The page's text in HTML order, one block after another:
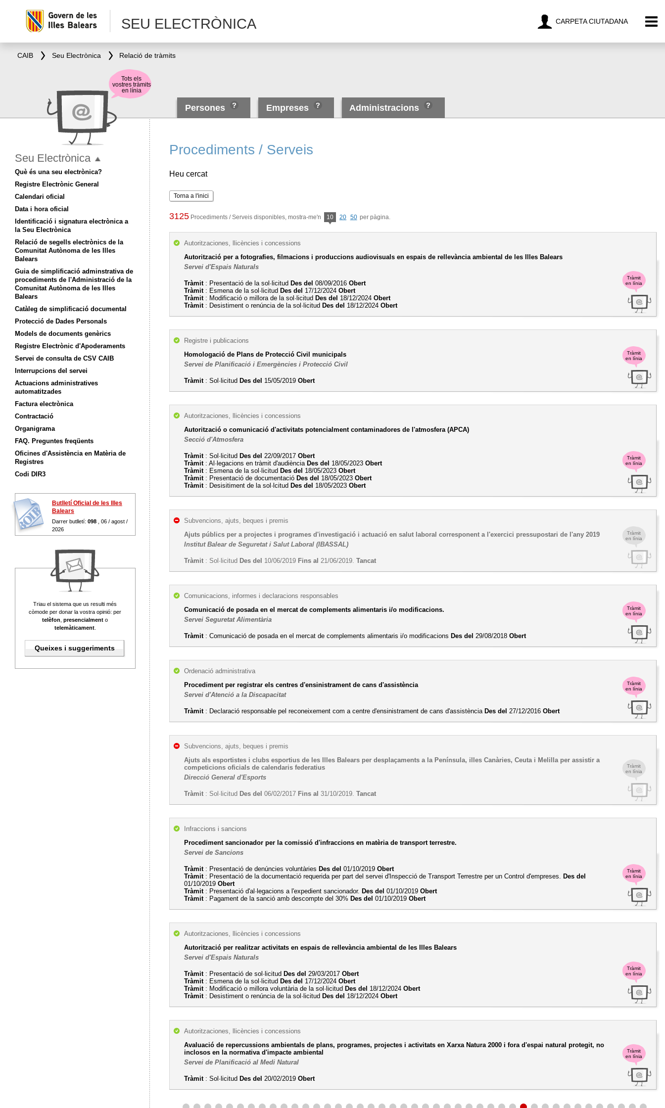
SEU ELECTRÒNICA CARPETA CIUTADANA
CAIB Seu Electrònica Relació de tràmits
Persones Empreses Administracions
Procediments / Serveis
Heu cercat
Torna a l'inici
3125 Procediments / Serveis disponibles, mostra-me'n 10 20 50 per pàgina.
Tràmit
en línia
Autoritzaciones, llicències i concessions
Autorització per a fotografies, filmacions i produccions audiovisuals en espais de rellevància ambiental de les Illes Balears
Servei d'Espais Naturals
Tràmit: Presentació de la sol·licitud Des del 08/09/2016Obert
Tràmit: Esmena de la sol·licitud Des del 17/12/2024Obert
Tràmit: Modificació o millora de la sol·licitud Des del 18/12/2024Obert
Tràmit: Desistiment o renúncia de la sol·licitud Des del 18/12/2024Obert
Tràmit
en línia
Registre i publicacions
Homologació de Plans de Protecció Civil municipals
Servei de Planificació i Emergències i Protecció Civil
Tràmit: Sol·licitud Des del 15/05/2019Obert
Tràmit
en línia
Autoritzaciones, llicències i concessions
Autorització o comunicació d'activitats potencialment contaminadores de l'atmosfera (APCA)
Secció d'Atmosfera
Tràmit: Sol·licitud Des del 22/09/2017Obert
Tràmit: Al·legacions en tràmit d'audiència Des del 18/05/2023Obert
Tràmit: Esmena de la sol·licitud Des del 18/05/2023Obert
Tràmit: Presentació de documentació Des del 18/05/2023Obert
Tràmit: Desisitiment de la sol·lcitud Des del 18/05/2023Obert
Tràmit
en línia
Subvencions, ajuts, beques i premis
Ajuts públics per a projectes i programes d'investigació i actuació en salut laboral corresponent a l'exercici pressupostari de l'any 2019
Institut Balear de Seguretat i Salut Laboral (IBASSAL)
Tràmit : Sol·licitud Des del 10/06/2019 Fins al 21/06/2019.Tancat
Tràmit
en línia
Comunicacions, informes i declaracions responsables
Comunicació de posada en el mercat de complements alimentaris i/o modificacions.
Servei Seguretat Alimentària
Tràmit: Comunicació de posada en el mercat de complements alimentaris i/o modificacions Des del 29/08/2018Obert
Tràmit
en línia
Ordenació administrativa
Procediment per registrar els centres d'ensinistrament de cans d'assistència
Servei d'Atenció a la Discapacitat
Tràmit: Declaració responsable pel reconeixement com a centre d'ensinistrament de cans d'assistència Des del 27/12/2016Obert
Tràmit
en línia
Subvencions, ajuts, beques i premis
Ajuts als esportistes i clubs esportius de les Illes Balears per desplaçaments a la Península, illes Canàries, Ceuta i Melilla per assistir a
competicions oficials de calendaris federatius
Direcció General d'Esports
Tràmit : Sol·licitud Des del 06/02/2017 Fins al 31/10/2019.Tancat
Tràmit
en línia
Infraccions i sancions
Procediment sancionador per la comissió d'infraccions en matèria de transport terrestre.
Servei de Sancions
Tràmit: Presentació de denúncies voluntàries Des del 01/10/2019Obert
Tràmit: Presentació de la documentació requerida per part del servei d'Inspecció de Transport Terrestre per un Control d'empreses. Des del
01/10/2019Obert
Tràmit: Presentació d'al·legacions a l'expedient sancionador. Des del 01/10/2019Obert
Tràmit: Pagament de la sanció amb descompte del 30% Des del 01/10/2019Obert
Tràmit
en línia
Autoritzaciones, llicències i concessions
Autorització per realitzar activitats en espais de rellevància ambiental de les Illes Balears
Servei d'Espais Naturals
Tràmit: Presentació de sol·licitud Des del 29/03/2017Obert
Tràmit: Esmena de la sol·licitud Des del 17/12/2024Obert
Tràmit: Modificació o millora voluntària de la sol·licitud Des del 18/12/2024Obert
Tràmit: Desistiment o renúncia de la sol·licitud Des del 18/12/2024Obert
Tràmit
en línia
Autoritzaciones, llicències i concessions
Avaluació de repercussions ambientals de plans, programes, projectes i activitats en Xarxa Natura 2000 i fora d'espai natural protegit, no
inclosos en la normativa d'impacte ambiental
Servei de Planificació al Medi Natural
Tràmit: Sol·licitud Des del 20/02/2019Obert
Tots els
vostres tràmits
en línia
Seu Electrònica
Què és una seu electrònica?
Registre Electrònic General
Calendari oficial
Data i hora oficial
Identificació i signatura electrònica a
la Seu Electrònica
Relació de segells electrònics de la
Comunitat Autònoma de les Illes
Balears
Guia de simplificació adminstrativa de
procediments de l'Administració de la
Comunitat Autònoma de les Illes
Balears
Catàleg de simplificació documental
Protecció de Dades Personals
Models de documents genèrics
Registre Electrònic d'Apoderaments
Servei de consulta de CSV CAIB
Interrupcions del servei
Actuacions administratives
automatitzades
Factura electrònica
Contractació
Organigrama
FAQ. Preguntes freqüents
Oficines d'Assistència en Matèria de
Registres
Codi DIR3
Butlletí Oficial de les Illes
Balears
Darrer butlletí:098 , 06 / agost /
2026
Triau el sistema que us resulti més
còmode per donar la vostra opinió: per
telèfon ,presencialment o
telemàticament.
Queixes i suggeriments